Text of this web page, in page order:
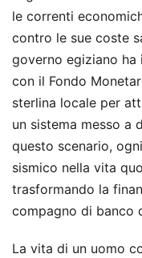
le correnti
contro le sue coste
governo egiziano ha
con il Fondo
sterlina locale per
un sistema messo a
questo scenario,
sismico nella vita
trasformando la
compagno di banco
La vita di un uomo